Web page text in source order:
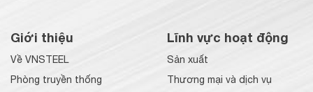
Giới thiệu
Về VNSTEEL
Phòng truyền thống
Lĩnh vực hoạt động
Sản xuất
Thương mại và dịch vụ